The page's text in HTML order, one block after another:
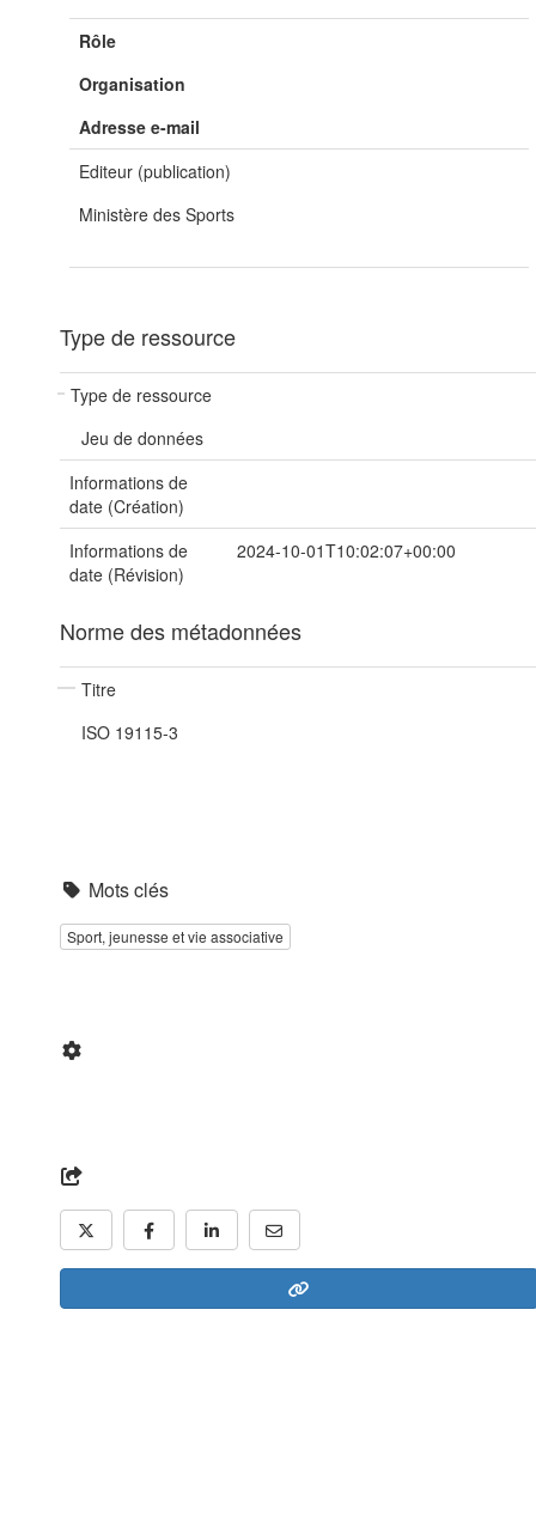
Rôle
Organisation
Adresse e-mail
Editeur (publication)
Ministère des Sports
Type de ressource
Type de ressource
Jeu de données
Informations de
date (Création)
Informations de
date (Révision)
2024-10-01T10:02:07+00:00
Norme des métadonnées
Titre
ISO 19115-3
Mots clés
Sport, jeunesse et vie associative